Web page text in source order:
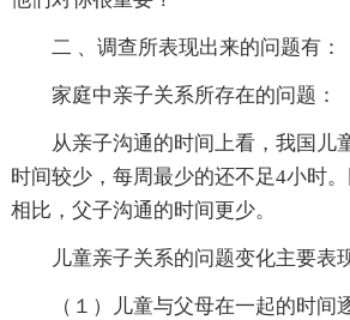
二 、调查所表现出来的问题有：
家庭中亲子关系所存在的问题：
从亲子沟通的时间上看，我国儿
时间较少，每周最少的还不足4小时
相比，父子沟通的时间更少。
儿童亲子关系的问题变化主要表
（１）儿童与父母在一起的时间